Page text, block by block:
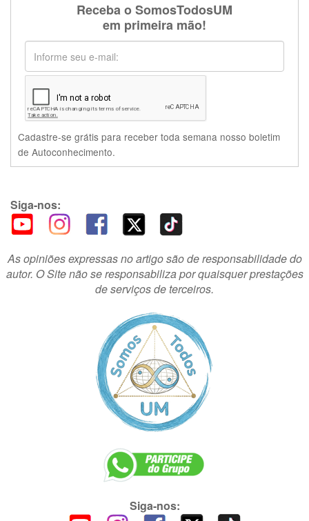
Receba o SomosTodosUM
em primeira mão!
Cadastre-se grátis para receber toda semana nosso boletim
de Autoconhecimento.
Siga-nos:
As opiniões expressas no artigo são de responsabilidade do
autor. O Site não se responsabiliza por quaisquer prestações
de serviços de terceiros.
Siga-nos: